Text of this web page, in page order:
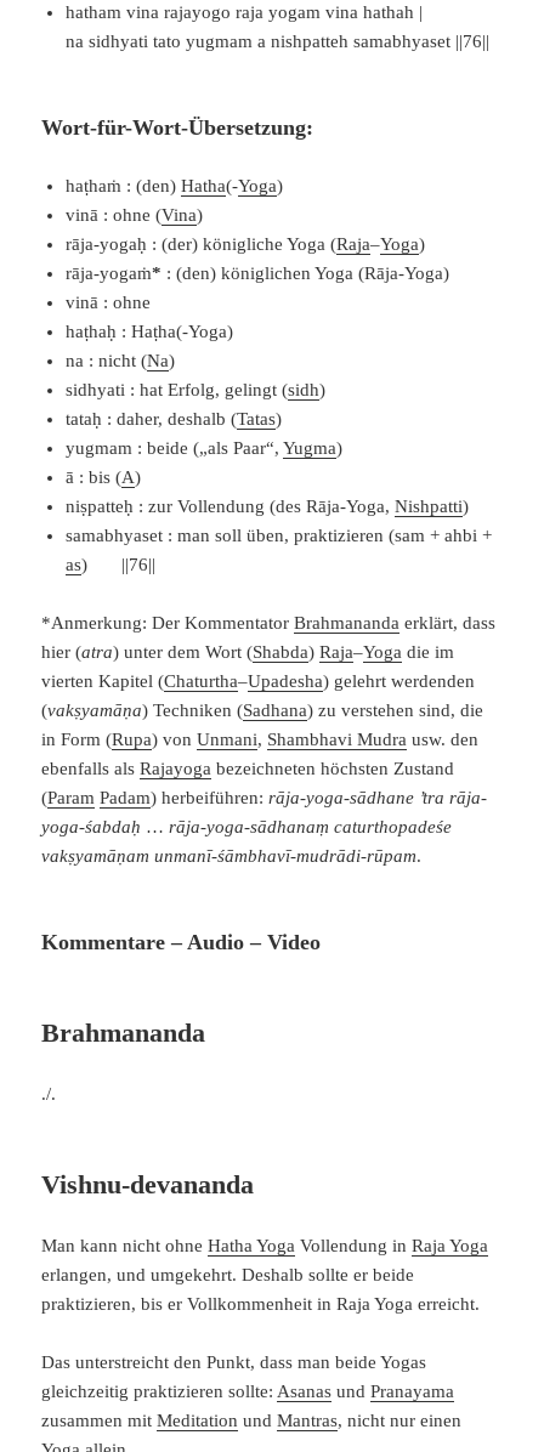
hatham vina rajayogo raja yogam vina hathah |
na sidhyati tato yugmam a nishpatteh samabhyaset ||76||
Wort-für-Wort-Übersetzung:
haṭhaṁ : (den)Hatha(-Yoga)
vinā : ohne (Vina)
rāja-yogaḥ : (der) königliche Yoga (Raja–Yoga)
rāja-yogaṁ* : (den) königlichen Yoga (Rāja-Yoga)
vinā : ohne
haṭhaḥ : Haṭha(-Yoga)
na : nicht (Na)
sidhyati : hat Erfolg, gelingt (sidh)
tataḥ : daher, deshalb (Tatas)
yugmam : beide („als Paar“,Yugma)
ā : bis (A)
niṣpatteḥ : zur Vollendung (des Rāja-Yoga,Nishpatti)
samabhyaset : man soll üben, praktizieren (sam + ahbi +
as) ||76||
*Anmerkung: Der KommentatorBrahmananda erklärt, dass
hier (atra) unter dem Wort (Shabda)Raja–Yoga die im
vierten Kapitel (Chaturtha–Upadesha) gelehrt werdenden
(vakṣyamāṇa) Techniken (Sadhana) zu verstehen sind, die
in Form (Rupa) vonUnmani, Shambhavi Mudra usw. den
ebenfalls alsRajayoga bezeichneten höchsten Zustand
(Param Padam) herbeiführen:rāja-yoga-sādhane ’tra rāja-
yoga-śabdaḥ … rāja-yoga-sādhanaṃ caturthopadeśe
vakṣyamāṇam unmanī-śāmbhavī-mudrādi-rūpam.
Kommentare – Audio – Video
Brahmananda
./.
Vishnu-devananda
Man kann nicht ohneHatha Yoga Vollendung inRaja Yoga
erlangen, und umgekehrt. Deshalb sollte er beide
praktizieren, bis er Vollkommenheit in Raja Yoga erreicht.
Das unterstreicht den Punkt, dass man beide Yogas
gleichzeitig praktizieren sollte: Asanas undPranayama
zusammen mitMeditation undMantras, nicht nur einen